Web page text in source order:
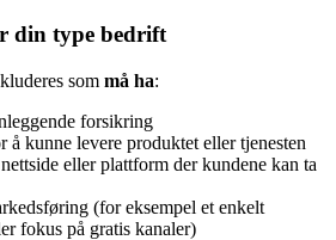
din type bedrift
som må ha:
forsikring
kunne levere produktet eller tjenesten
eller plattform der kundene kan ta
(for eksempel et enkelt
fokus på gratis kanaler)